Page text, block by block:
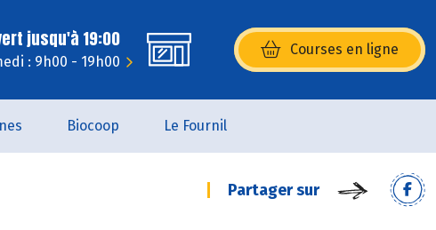
jusqu'à 19:00
: 9h00 - 19h00
Courses en ligne
(s’ouvre dans une nouvelle
Biocoop Le Fournil
Partager sur